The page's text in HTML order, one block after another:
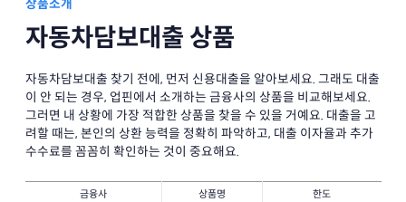
상품소개
자동차담보대출 상품
자동차담보대출 찾기 전에, 먼저 신용대출을 알아보세요. 그래도 대출
이 안 되는 경우, 업핀에서 소개하는 금융사의 상품을 비교해보세요.
그러면 내 상황에 가장 적합한 상품을 찾을 수 있을 거예요. 대출을 고
려할 때는, 본인의 상환 능력을 정확히 파악하고, 대출 이자율과 추가
수수료를 꼼꼼히 확인하는 것이 중요해요.
금융사 상품명
한도